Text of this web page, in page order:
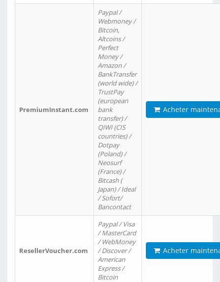
PremiumInstant.com
Paypal /
Webmoney /
Bitcoin,
Altcoins /
Perfect
Money /
Amazon /
BankTransfer
(world wide) /
TrustPay
(european
bank
transfer) /
QIWI (CIS
countries) /
Dotpay
(Poland) /
Neosurf
(France) /
Bitcash (
Japan) / Ideal
/ Sofort/
Bancontact
Acheter
ResellerVoucher.com
Paypal / Visa
/ MasterCard
/ WebMoney
/ Discover /
American
Express /
Bitcoin
Acheter